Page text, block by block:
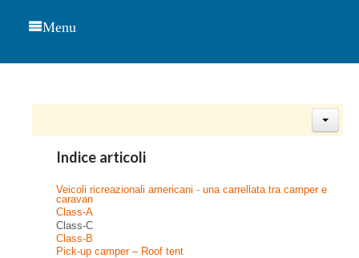
Menu
Indice articoli
Veicoli ricreazionali americani - una carrellata tra camper e
caravan
Class-A
Class-C
Class-B
Pick-up camper – Roof tent